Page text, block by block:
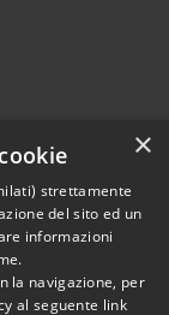
2026 • Comune di
×
strettamente
del sito ed un
informazioni
la navigazione, per
al seguente link